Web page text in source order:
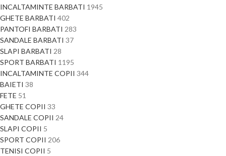
INCALTAMINTE BARBATI 1945
GHETE BARBATI 402
PANTOFI BARBATI 283
SANDALE BARBATI 37
SLAPI BARBATI 28
SPORT BARBATI 1195
INCALTAMINTE COPII 344
BAIETI 38
FETE 51
GHETE COPII 33
SANDALE COPII 24
SLAPI COPII 5
SPORT COPII 206
TENISI COPII 5